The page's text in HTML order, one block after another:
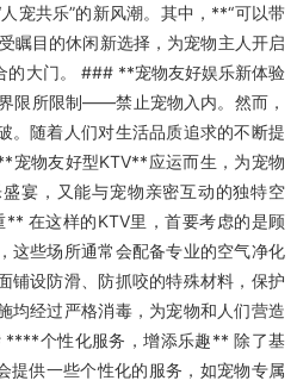
宠共乐”的新风潮。其中，**“可以带
瞩目的休闲新选择，为宠物主人开启
的大门。 ### **宠物友好娱乐新体验
限所限制——禁止宠物入内。然而，
。随着人们对生活品质追求的不断提
宠物友好型KTV**应运而生，为宠物
宴，又能与宠物亲密互动的独特空
在这样的KTV里，首要考虑的是顾
这些场所通常会配备专业的空气净化
铺设防滑、防抓咬的特殊材料，保护
均经过严格消毒，为宠物和人们营造
个性化服务，增添乐趣** 除了基
提供一些个性化的服务，如宠物专属